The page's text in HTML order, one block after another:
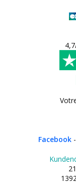
Facebook -